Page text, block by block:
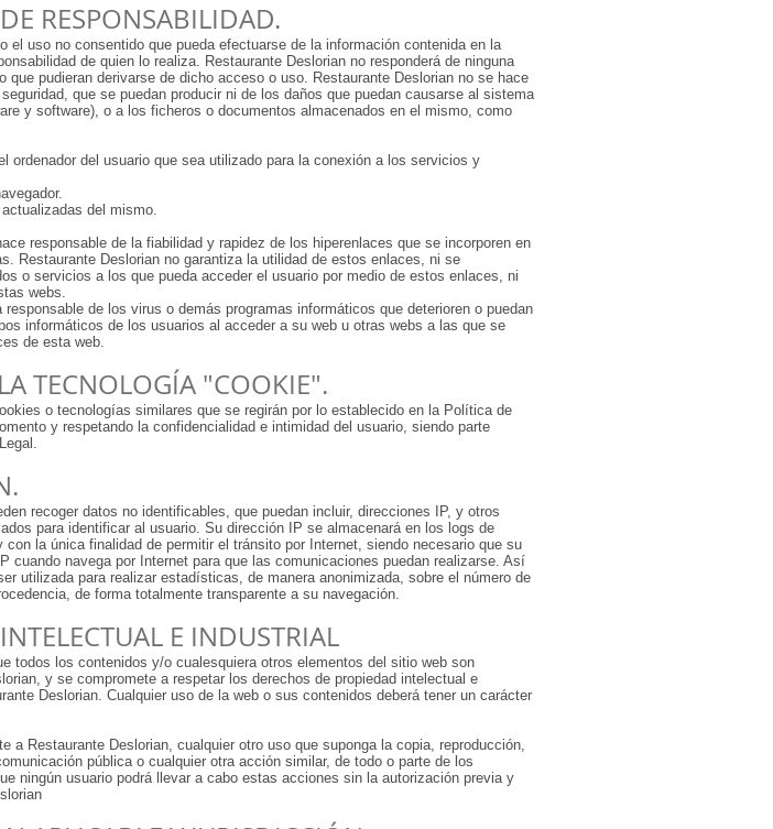
RESPONSABILIDAD.
el uso no consentido que pueda efectuarse de la información contenida en la
de quien lo realiza. Restaurante Deslorian no responderá de ninguna
que pudieran derivarse de dicho acceso o uso. Restaurante Deslorian no se hace
que se puedan producir ni de los daños que puedan causarse al sistema
y software), o a los ficheros o documentos almacenados en el mismo, como
ordenador del usuario que sea utilizado para la conexión a los servicios y
del mismo.
responsable de la fiabilidad y rapidez de los hiperenlaces que se incorporen en
Restaurante Deslorian no garantiza la utilidad de estos enlaces, ni se
o servicios a los que pueda acceder el usuario por medio de estos enlaces, ni
webs.
responsable de los virus o demás programas informáticos que deterioren o puedan
informáticos de los usuarios al acceder a su web u otras webs a las que se
de esta web.
TECNOLOGÍA "COOKIE".
o tecnologías similares que se regirán por lo establecido en la Política de
y respetando la confidencialidad e intimidad del usuario, siendo parte
recoger datos no identificables, que puedan incluir, direcciones IP, y otros
para identificar al usuario. Su dirección IP se almacenará en los logs de
la única finalidad de permitir el tránsito por Internet, siendo necesario que su
cuando navega por Internet para que las comunicaciones puedan realizarse. Así
utilizada para realizar estadísticas, de manera anonimizada, sobre el número de
de forma totalmente transparente a su navegación.
E INDUSTRIAL
todos los contenidos y/o cualesquiera otros elementos del sitio web son
y se compromete a respetar los derechos de propiedad intelectual e
Deslorian. Cualquier uso de la web o sus contenidos deberá tener un carácter
a Restaurante Deslorian, cualquier otro uso que suponga la copia, reproducción,
pública o cualquier otra acción similar, de todo o parte de los
ningún usuario podrá llevar a cabo estas acciones sin la autorización previa y